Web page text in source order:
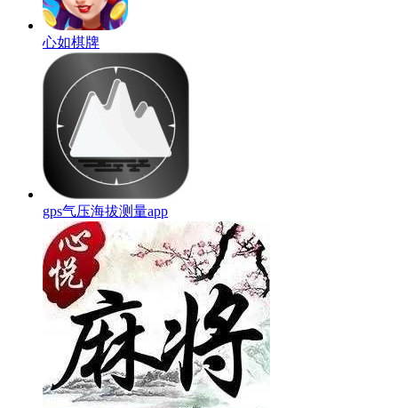
心如棋牌
gps气压海拔测量app